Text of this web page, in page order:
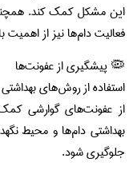
این مشکل کمک کند.
فعالیت دام‌ها نیز از اهمیت
🦠 پیشگیری از عفونت‌ها
استفاده از روش‌های
از عفونت‌های گوارشی
بهداشتی دام‌ها و محیط
جلوگیری شود.